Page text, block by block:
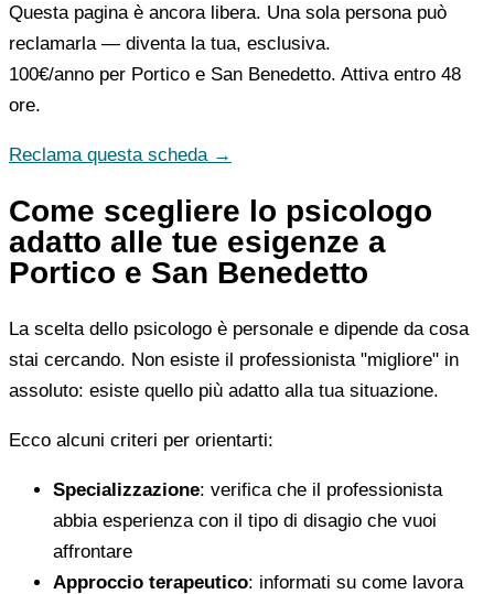
Questa pagina è ancora libera. Una sola persona può
reclamarla — diventa la tua, esclusiva.
100€/anno per Portico e San Benedetto. Attiva entro 48
ore.
Reclama questa scheda →
Come scegliere lo psicologo
adatto alle tue esigenze a
Portico e San Benedetto
La scelta dello psicologo è personale e dipende da cosa
stai cercando. Non esiste il professionista "migliore" in
assoluto: esiste quello più adatto alla tua situazione.
Ecco alcuni criteri per orientarti:
Specializzazione: verifica che il professionista
abbia esperienza con il tipo di disagio che vuoi
affrontare
Approccio terapeutico: informati su come lavora